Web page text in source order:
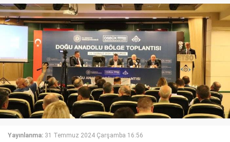
Yayınlanma: 31 Temmuz 2024 Çarşamba 16:56